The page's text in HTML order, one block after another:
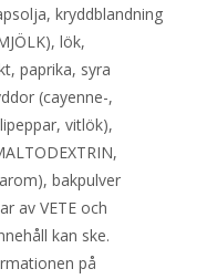
kryddblandning
lök,
paprika, syra
(cayenne-,
vitlök),
bakpulver
av VETE och
kan ske.
på